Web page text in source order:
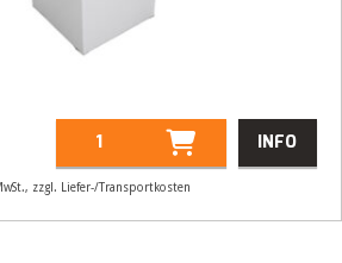
INFO
zzgl. Liefer-/Transportkosten